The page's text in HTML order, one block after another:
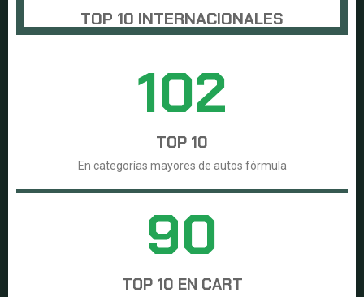
TOP 10 INTERNACIONALES
103
TOP 10
En categorías mayores de autos fórmula
91
TOP 10 EN CART